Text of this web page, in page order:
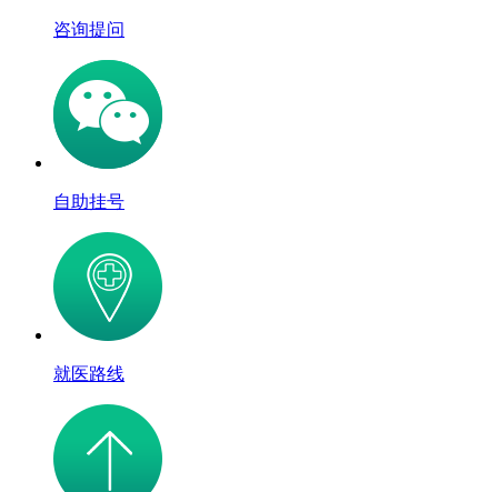
咨询提问
自助挂号
就医路线